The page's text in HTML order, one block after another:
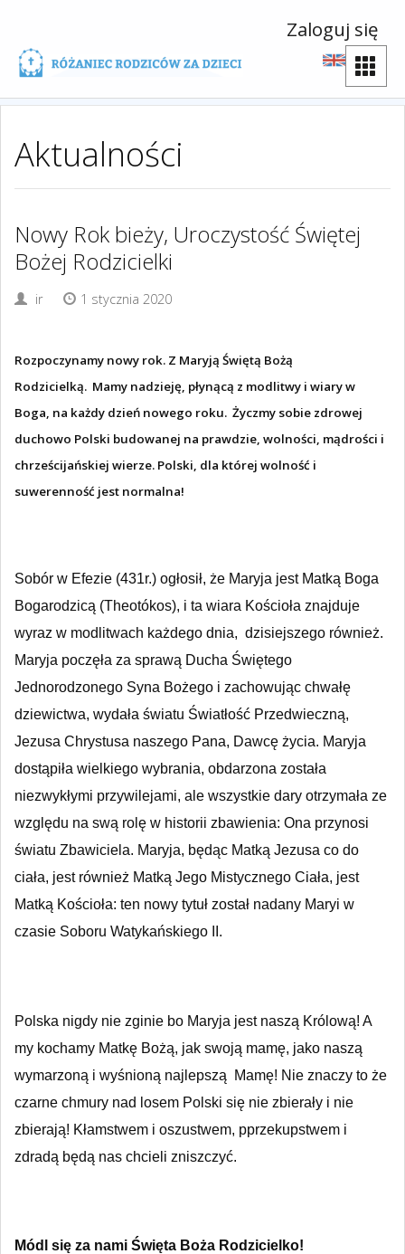
Zaloguj się
Aktualności
Nowy Rok bieży, Uroczystość Świętej
Bożej Rodzicielki
ir 1 stycznia 2020
Rozpoczynamy nowy rok. Z Maryją Świętą Bożą
Rodzicielką. Mamy nadzieję, płynącą z modlitwy i wiary w
Boga, na każdy dzień nowego roku. Życzmy sobie zdrowej
duchowo Polski budowanej na prawdzie, wolności, mądrości i
chrześcijańskiej wierze. Polski, dla której wolność i
suwerenność jest normalna!
Sobór w Efezie (431r.) ogłosił, że Maryja jest Matką Boga
Bogarodzicą (Theotókos), i ta wiara Kościoła znajduje
wyraz w modlitwach każdego dnia, dzisiejszego również.
Maryja poczęła za sprawą Ducha Świętego
Jednorodzonego Syna Bożego i zachowując chwałę
dziewictwa, wydała światu Światłość Przedwieczną,
Jezusa Chrystusa naszego Pana, Dawcę życia. Maryja
dostąpiła wielkiego wybrania, obdarzona została
niezwykłymi przywilejami, ale wszystkie dary otrzymała ze
względu na swą rolę w historii zbawienia: Ona przynosi
światu Zbawiciela. Maryja, będąc Matką Jezusa co do
ciała, jest również Matką Jego Mistycznego Ciała, jest
Matką Kościoła: ten nowy tytuł został nadany Maryi w
czasie Soboru Watykańskiego II.
Polska nigdy nie zginie bo Maryja jest naszą Królową! A
my kochamy Matkę Bożą, jak swoją mamę, jako naszą
wymarzoną i wyśnioną najlepszą Mamę! Nie znaczy to że
czarne chmury nad losem Polski się nie zbierały i nie
zbierają! Kłamstwem i oszustwem, pprzekupstwem i
zdradą będą nas chcieli zniszczyć.
Módl się za nami Święta Boża Rodzicielko!